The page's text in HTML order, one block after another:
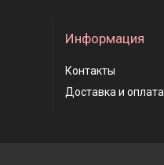
Информация
Контакты
Доставка и оплата